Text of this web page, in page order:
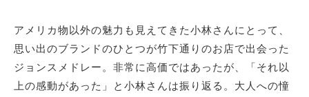
アメリカ物以外の魅力も見えてきた小林さんにとって、
思い出のブランドのひとつが竹下通りのお店で出会った
ジョンスメドレー。非常に高価ではあったが、「それ以
上の感動があった」と小林さんは振り返る。大人への憧